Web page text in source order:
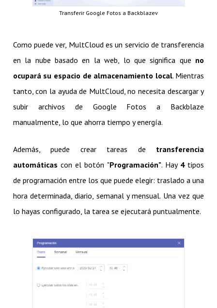
Transferir Google Fotos a Backblazev
Como puede ver, MultCloud es un servicio de transferencia
en la nube basado en la web, lo que significa que no
ocupará su espacio de almacenamiento local. Mientras
tanto, con la ayuda de MultCloud, no necesita descargar y
subir archivos de Google Fotos a Backblaze
manualmente, lo que ahorra tiempo y energía.
Además, puede crear tareas de transferencia
automáticas con el botón "Programación". Hay 4tipos
de programación entre los que puede elegir: traslado a una
hora determinada, diario, semanal y mensual. Una vez que
lo hayas configurado, la tarea se ejecutará puntualmente.